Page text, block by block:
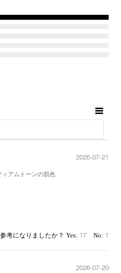
アムトーンの肌色
2026-07-21
17 1
2026-07-20